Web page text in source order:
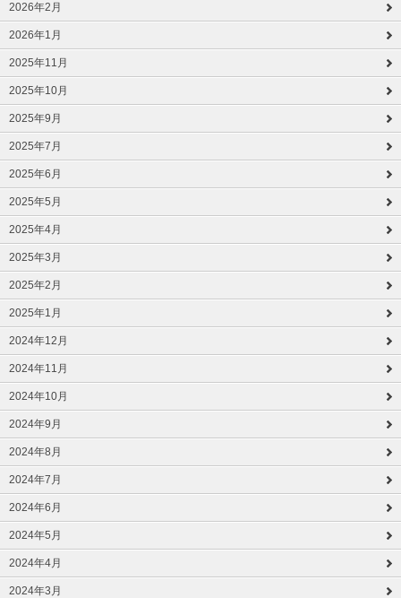
2026年2月
2026年1月
2025年11月
2025年10月
2025年9月
2025年7月
2025年6月
2025年5月
2025年4月
2025年3月
2025年2月
2025年1月
2024年12月
2024年11月
2024年10月
2024年9月
2024年8月
2024年7月
2024年6月
2024年5月
2024年4月
2024年3月